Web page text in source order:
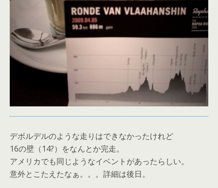
デボルデルのような走りはできなかったけれど
16の壁（14?）をなんとか完走。
アメリカでも同じようなイベントがあったらしい。
意外とこたえたなぁ。。。詳細は後日。